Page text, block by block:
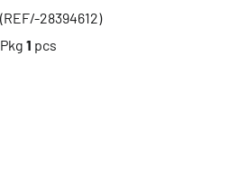
(REF/-28394612)
Pkg 1 pcs